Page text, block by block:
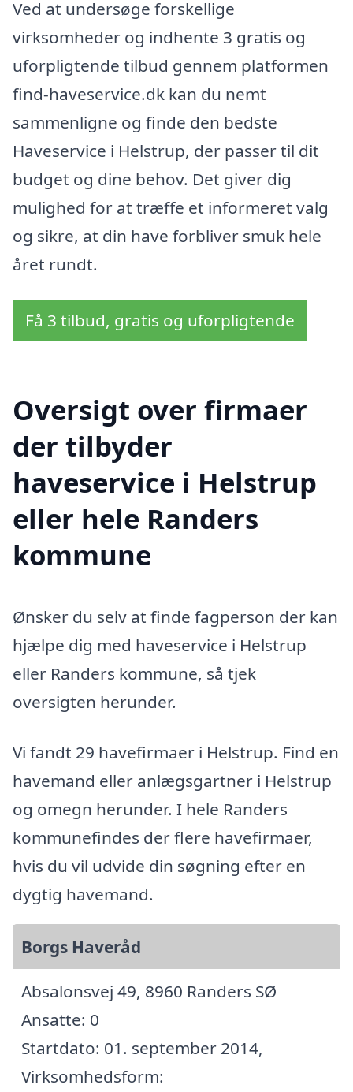
Ved at undersøge forskellige
virksomheder og indhente 3 gratis og
uforpligtende tilbud gennem platformen
find-haveservice.dk kan du nemt
sammenligne og finde den bedste
Haveservice i Helstrup, der passer til dit
budget og dine behov. Det giver dig
mulighed for at træffe et informeret valg
og sikre, at din have forbliver smuk hele
året rundt.
Få 3 tilbud, gratis og uforpligtende
Oversigt over firmaer
der tilbyder
haveservice i Helstrup
eller hele Randers
kommune
Ønsker du selv at finde fagperson der kan
hjælpe dig med haveservice i Helstrup
eller Randers kommune, så tjek
oversigten herunder.
Vi fandt 29 havefirmaer i Helstrup. Find en
havemand eller anlægsgartner i Helstrup
og omegn herunder. I hele Randers
kommunefindes der flere havefirmaer,
hvis du vil udvide din søgning efter en
dygtig havemand.
Borgs Haveråd
Absalonsvej 49, 8960 Randers SØ
Ansatte: 0
Startdato: 01. september 2014,
Virksomhedsform: